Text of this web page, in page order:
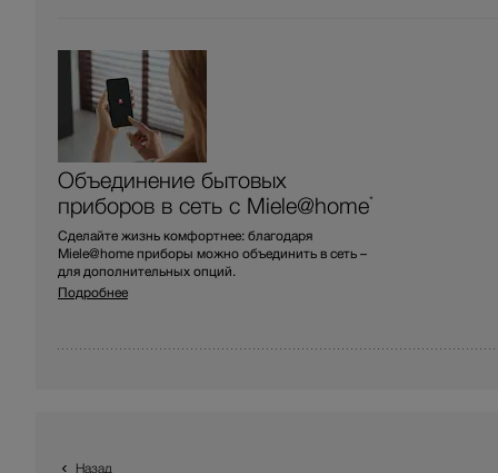
Объединение бытовых
приборов в сеть с Miele@home*
Сделайте жизнь комфортнее: благодаря
Miele@home приборы можно объединить в сеть –
для дополнительных опций.
Подробнее
Назад